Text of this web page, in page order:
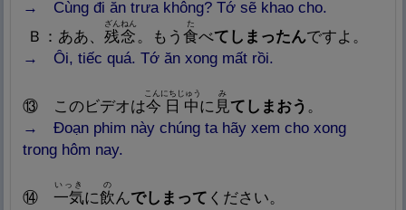
→ Cùng đi ăn trưa không? Tớ sẽ khao cho.
Ｂ：ああ、 残念
ざんねん
。もう 食
た
べてしまったんですよ。
→ Ôi, tiếc quá. Tớ ăn xong mất rồi.
⑬ このビデオは今 日 中
こんにちじゅう
に 見
み
てしまおう 。
→ Đoạn phim này chúng ta hãy xem cho xong
trong hôm nay.
⑭ 一気
いっき
に飲
の
んでしまって ください。